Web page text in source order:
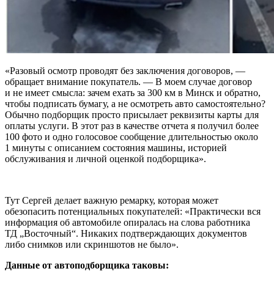
«Разовый осмотр проводят без заключения договоров, —
обращает внимание покупатель. — В моем случае договор
и не имеет смысла: зачем ехать за 300 км в Минск и обратно,
чтобы подписать бумагу, а не осмотреть авто самостоятельно?
Обычно подборщик просто присылает реквизиты карты для
оплаты услуги. В этот раз в качестве отчета я получил более
100 фото и одно голосовое сообщение длительностью около
1 минуты с описанием состояния машины, историей
обслуживания и личной оценкой подборщика».
Тут Сергей делает важную ремарку, которая может
обезопасить потенциальных покупателей: «Практически вся
информация об автомобиле опиралась на слова работника
ТД „Восточный“. Никаких подтверждающих документов
либо снимков или скриншотов не было».
Данные от автоподборщика таковы: